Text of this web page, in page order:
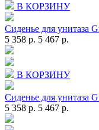
В КОРЗИНУ
Сиденье для унитаза
5 358 р. 5 467 р.
В КОРЗИНУ
Сиденье для унитаза
5 358 р. 5 467 р.